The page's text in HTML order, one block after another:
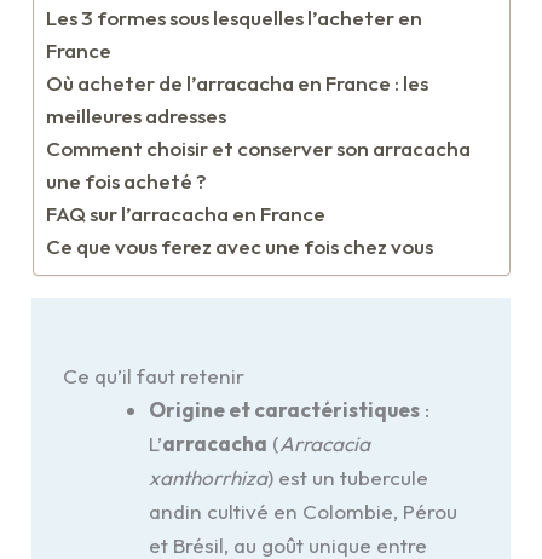
Les 3 formes sous lesquelles l’acheter en
France
Où acheter de l’arracacha en France : les
meilleures adresses
Comment choisir et conserver son arracacha
une fois acheté ?
FAQ sur l’arracacha en France
Ce que vous ferez avec une fois chez vous
Ce qu’il faut retenir
Origine et caractéristiques:
L’arracacha (Arracacia
xanthorrhiza) est un tubercule
andin cultivé en Colombie, Pérou
et Brésil, au goût unique entre